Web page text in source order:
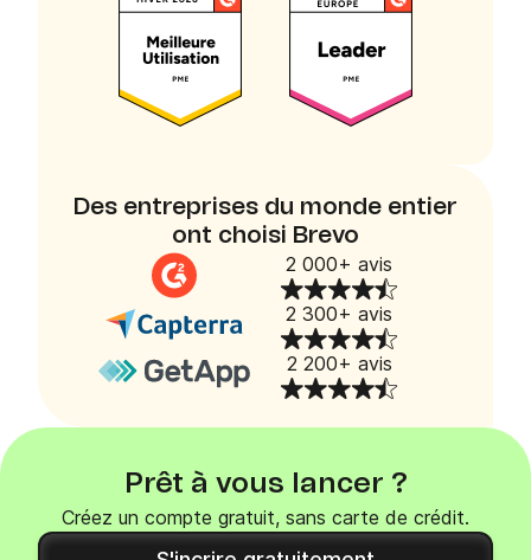
Des entreprises du monde entier
ont choisi Brevo
2 000+ avis
2 300+ avis
2 200+ avis
Prêt à vous lancer ?
Créez un compte gratuit, sans carte de crédit.